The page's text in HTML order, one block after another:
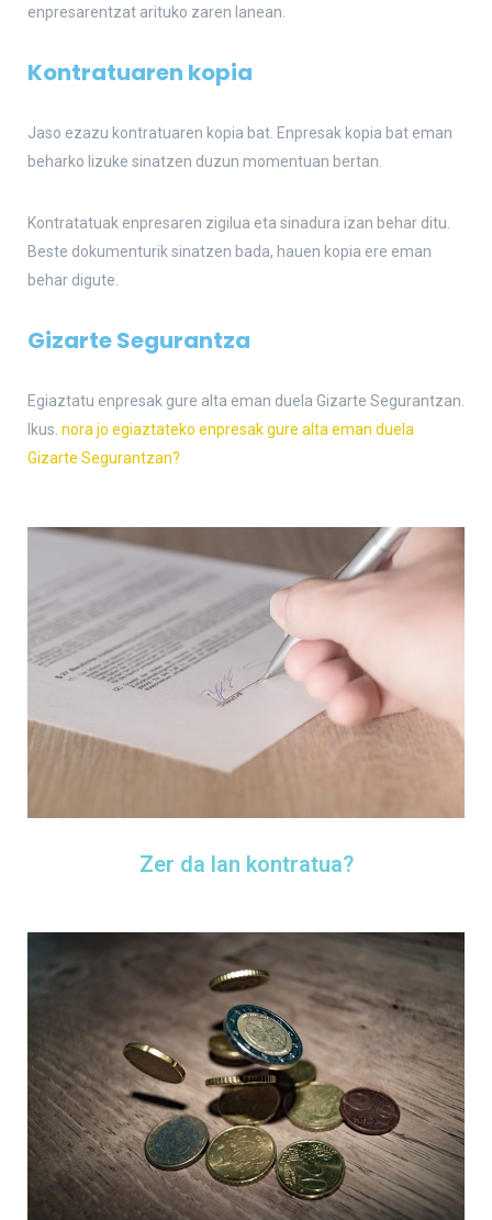
enpresarentzat arituko zaren lanean.
Kontratuaren kopia
Jaso ezazu kontratuaren kopia bat. Enpresak kopia bat eman
beharko lizuke sinatzen duzun momentuan bertan.
Kontratatuak enpresaren zigilua eta sinadura izan behar ditu.
Beste dokumenturik sinatzen bada, hauen kopia ere eman
behar digute.
Gizarte Segurantza
Egiaztatu enpresak gure alta eman duela Gizarte Segurantzan.
Ikus. nora jo egiaztateko enpresak gure alta eman duela
Gizarte Segurantzan?
Zer da lan kontratua?